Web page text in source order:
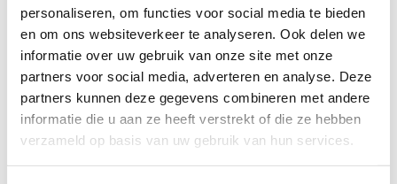
personaliseren, om functies voor social media te bieden
en om ons websiteverkeer te analyseren. Ook delen we
informatie over uw gebruik van onze site met onze
partners voor social media, adverteren en analyse. Deze
partners kunnen deze gegevens combineren met andere
informatie die u aan ze heeft verstrekt of die ze hebben
verzameld op basis van uw gebruik van hun services.
Indien in 2025 en 2026 het budget niet helemaal is
besteed, komt dit niet-bestede deel bij het budget van de
eerstvolgende oproep
Hoeveel bedraag de subsidie?